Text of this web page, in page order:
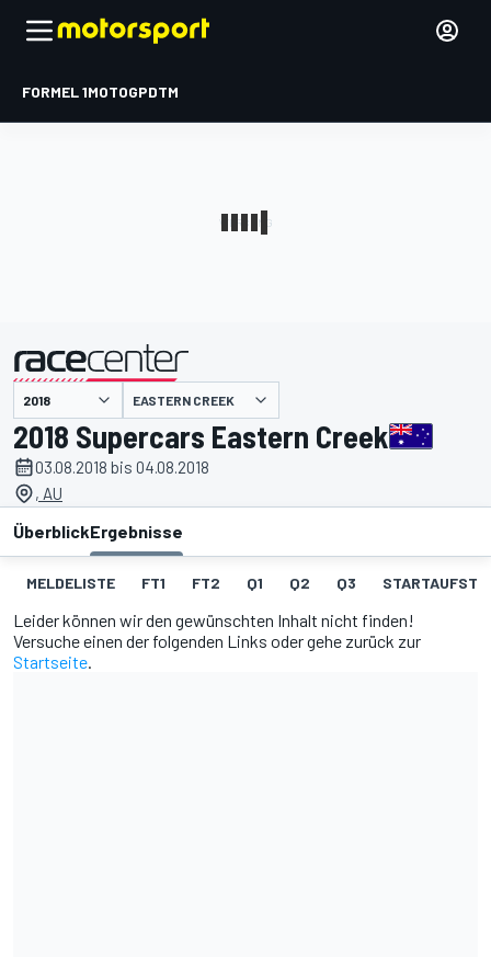
FORMEL 1MOTOGPDTM
EASTERN CREEK
2018 Supercars Eastern Creek
03.08.2018 bis 04.08.2018
, AU
ÜberblickErgebnisse
MELDELISTE FT1 FT2 Q1 Q2 Q3
Leider können wir den gewünschten Inhalt nicht finden!
Versuche einen der folgenden Links oder gehe zurück zur
Startseite.